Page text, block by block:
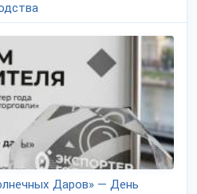
Даров» — День